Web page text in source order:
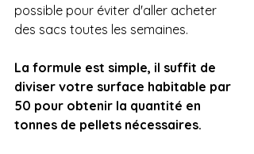
possible pour éviter d'aller acheter
des sacs toutes les semaines.
La formule est simple, il suffit de
diviser votre surface habitable par
50 pour obtenir la quantité en
tonnes de pellets nécessaires.